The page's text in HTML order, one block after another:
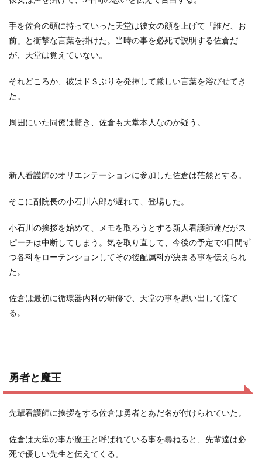
手を佐倉の頭に持っていった天堂は彼女の顔を上げて「誰だ、お
前」と衝撃な言葉を掛けた。当時の事を必死で説明する佐倉だ
が、天堂は覚えていない。
それどころか、彼はドＳぶりを発揮して厳しい言葉を浴びせてき
た。
周囲にいた同僚は驚き、佐倉も天堂本人なのか疑う。
新人看護師のオリエンテーションに参加した佐倉は茫然とする。
そこに副院長の小石川六郎が遅れて、登場した。
小石川の挨拶を始めて、メモを取ろうとする新人看護師達だがス
ピーチは中断してしまう。気を取り直して、今後の予定で3日間ず
つ各科をローテンションしてその後配属科が決まる事を伝えられ
た。
佐倉は最初に循環器内科の研修で、天堂の事を思い出して慌て
る。
勇者と魔王
先輩看護師に挨拶をする佐倉は勇者とあだ名が付けられていた。
佐倉は天堂の事が魔王と呼ばれている事を尋ねると、先輩達は必
死で優しい先生と伝えてくる。